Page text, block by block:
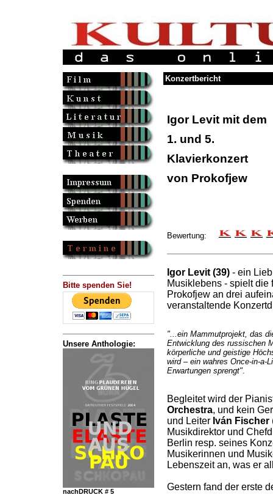
Bitte spenden Sie!
Unsere Anthologie:
nachDRUCK # 5
Konzertbericht
Igor Levit mit dem
1. und 5.
Klavierkonzert
von Prokofjew
Bewertung:
Igor Levit (39)- ein
Musiklebens - spielt die
Prokofjew an drei
veranstaltende
"...ein Mammutprojekt, das
Entwicklung des russischen
körperliche und geistige
wird – ein wahres Once-in-a-
Erwartungen sprengt".
Begleitet wird der
Orchestra, und kein
und Leiter Iván Fischer
Musikdirektor und
Berlin resp. seines
Musikerinnen und
Lebenszeit an, was er
Gestern fand der erste